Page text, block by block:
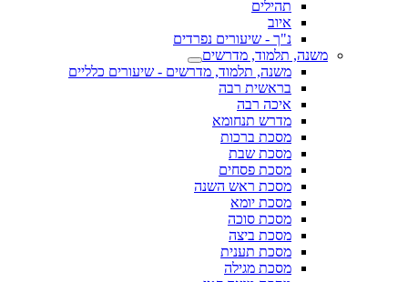
תהילים
איוב
נ"ך - שיעורים נפרדים
משנה, תלמוד, מדרשים
משנה, תלמוד, מדרשים - שיעורים כלליים
בראשית רבה
איכה רבה
מדרש תנחומא
מסכת ברכות
מסכת שבת
מסכת פסחים
מסכת ראש השנה
מסכת יומא
מסכת סוכה
מסכת ביצה
מסכת תענית
מסכת מגילה